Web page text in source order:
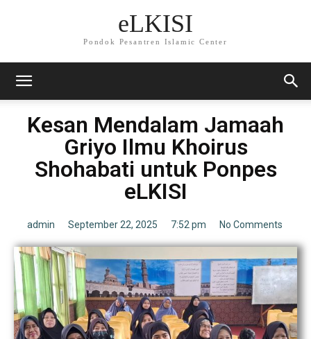
eLKISI
Pondok Pesantren Islamic Center
Kesan Mendalam Jamaah
Griyo Ilmu Khoirus
Shohabati untuk Ponpes
eLKISI
admin September 22, 2025 7:52 pm No Comments